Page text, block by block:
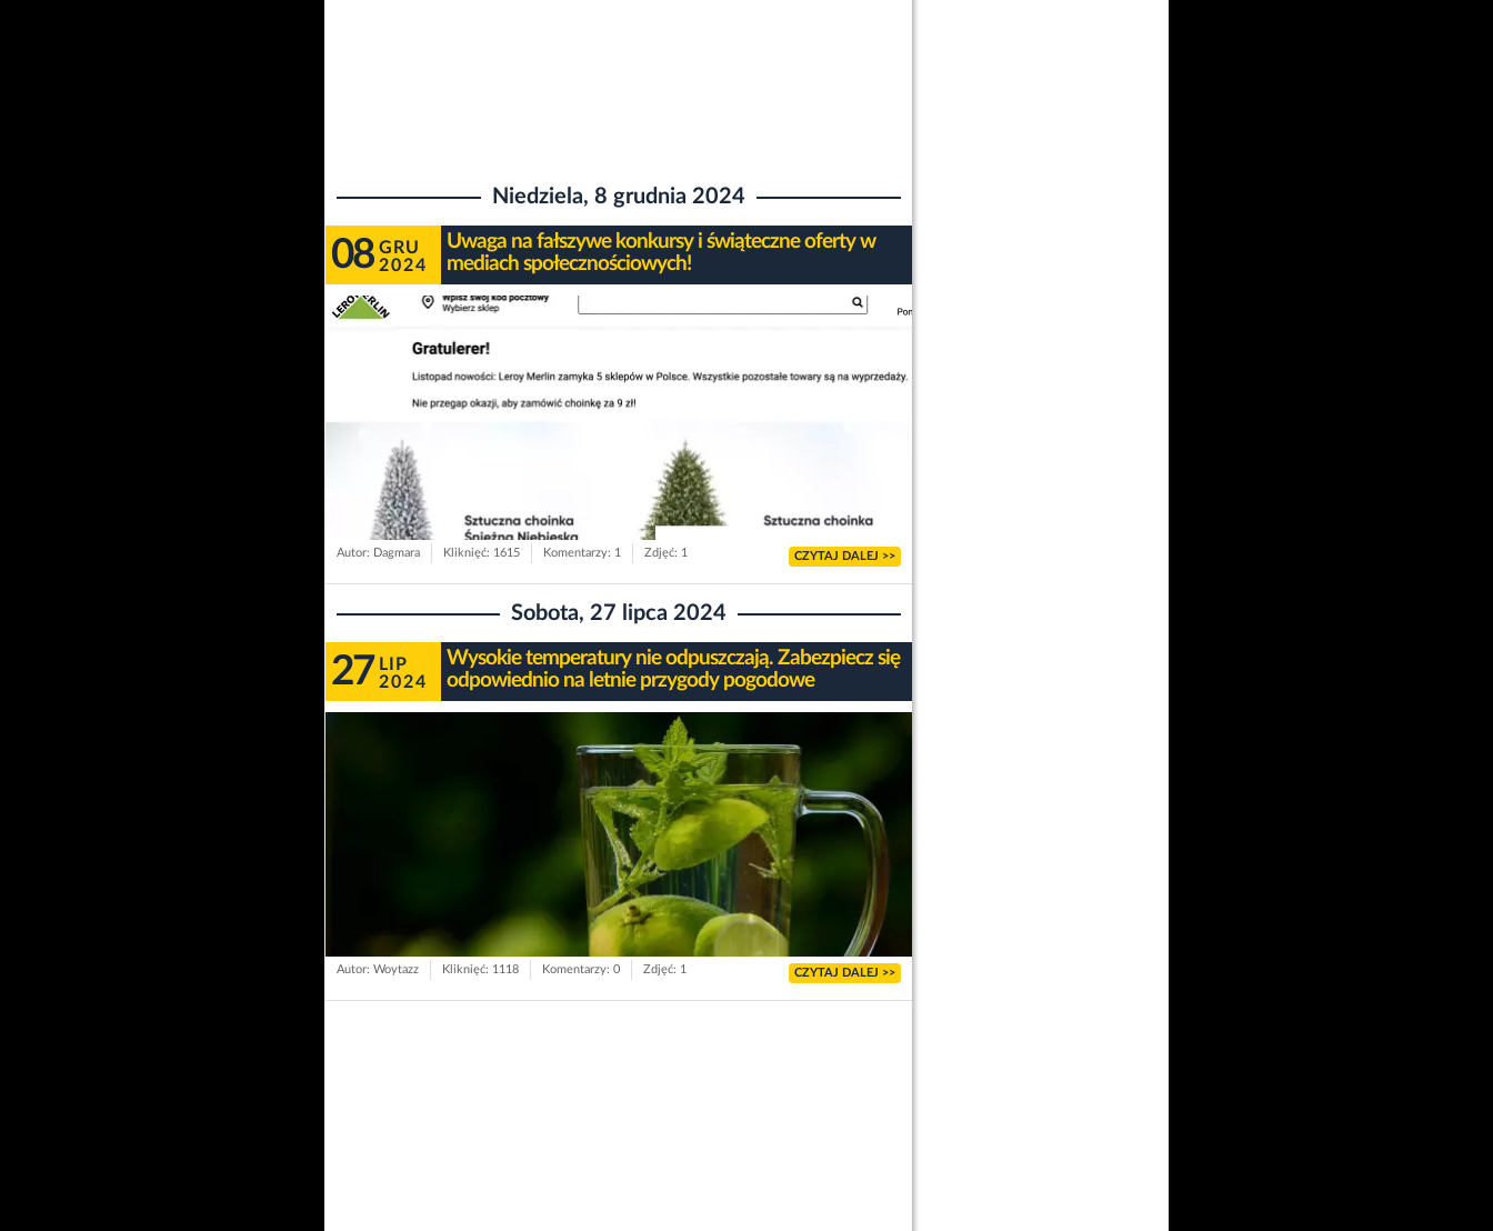
Niedziela, 8 grudnia 2024
08 GRU
2024
Uwaga na fałszywe konkursy i świąteczne oferty w
mediach społecznościowych!
Autor: Dagmara Kliknięć: 1615 Komentarzy: 1 Zdjęć: 1 CZYTAJ DALEJ >>
Sobota, 27 lipca 2024
27 LIP
2024
Wysokie temperatury nie odpuszczają. Zabezpiecz się
odpowiednio na letnie przygody pogodowe
Autor: Woytazz Kliknięć: 1118 Komentarzy: 0 Zdjęć: 1 CZYTAJ DALEJ >>